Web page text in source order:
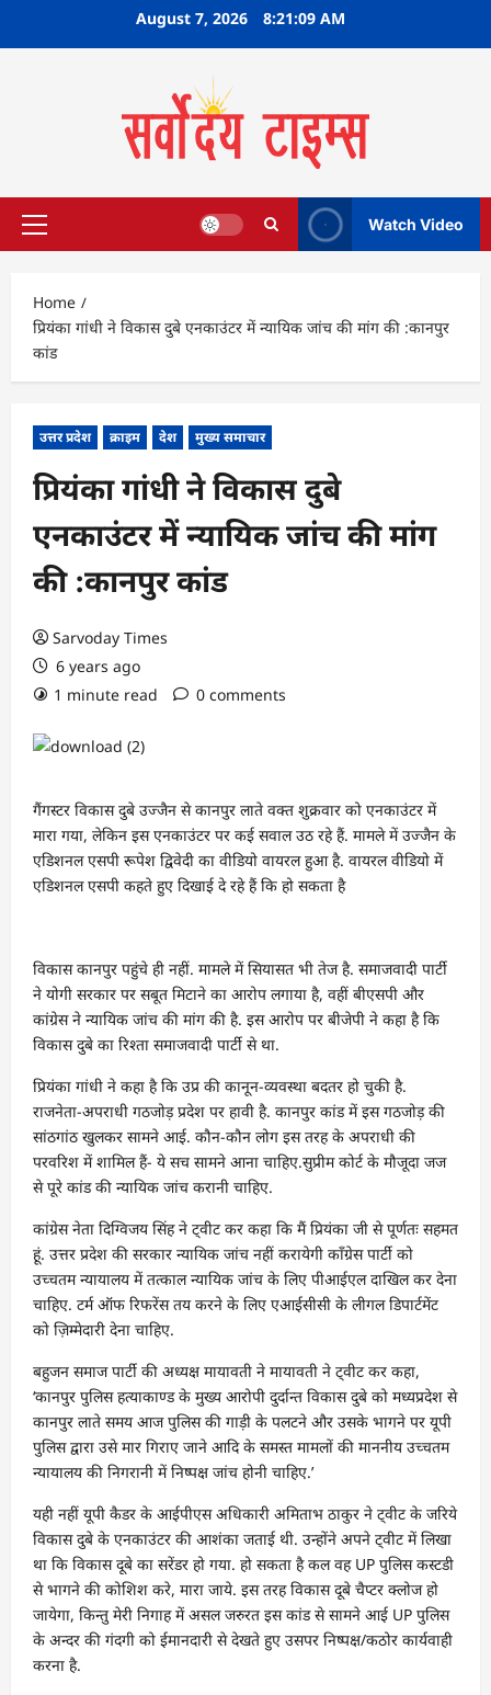
August 7, 2026 8:21:10 AM
Primary
Watch Video
Home
प्रियंका गांधी ने विकास दुबे एनकाउंटर में न्यायिक जांच की मांग की :कानपुर
कांड
उत्तर प्रदेश क्राइम देश मुख्य समाचार
प्रियंका गांधी ने विकास दुबे
एनकाउंटर में न्यायिक जांच की मांग
की :कानपुर कांड
Sarvoday Times
6 years ago
1 minute read
0 comments
गैंगस्टर विकास दुबे उज्जैन से कानपुर लाते वक्त शुक्रवार को एनकाउंटर में
मारा गया, लेकिन इस एनकाउंटर पर कई सवाल उठ रहे हैं. मामले में उज्जैन के
एडिशनल एसपी रूपेश द्विवेदी का वीडियो वायरल हुआ है. वायरल वीडियो में
एडिशनल एसपी कहते हुए दिखाई दे रहे हैं कि हो सकता है
विकास कानपुर पहुंचे ही नहीं. मामले में सियासत भी तेज है. समाजवादी पार्टी
ने योगी सरकार पर सबूत मिटाने का आरोप लगाया है, वहीं बीएसपी और
कांग्रेस ने न्यायिक जांच की मांग की है. इस आरोप पर बीजेपी ने कहा है कि
विकास दुबे का रिश्ता समाजवादी पार्टी से था.
प्रियंका गांधी ने कहा है कि उप्र की कानून-व्यवस्था बदतर हो चुकी है.
राजनेता-अपराधी गठजोड़ प्रदेश पर हावी है. कानपुर कांड में इस गठजोड़ की
सांठगांठ खुलकर सामने आई. कौन-कौन लोग इस तरह के अपराधी की
परवरिश में शामिल हैं- ये सच सामने आना चाहिए.सुप्रीम कोर्ट के मौजूदा जज
से पूरे कांड की न्यायिक जांच करानी चाहिए.
कांग्रेस नेता दिग्विजय सिंह ने ट्वीट कर कहा कि मैं प्रियंका जी से पूर्णतः सहमत
हूं. उत्तर प्रदेश की सरकार न्यायिक जांच नहीं करायेगी कॉंग्रेस पार्टी को
उच्चतम न्यायालय में तत्काल न्यायिक जांच के लिए पीआईएल दाखिल कर देना
चाहिए. टर्म ऑफ रिफरेंस तय करने के लिए एआईसीसी के लीगल डिपार्टमेंट
को ज़िम्मेदारी देना चाहिए.
बहुजन समाज पार्टी की अध्यक्ष मायावती ने मायावती ने ट्वीट कर कहा,
‘कानपुर पुलिस हत्याकाण्ड के मुख्य आरोपी दुर्दान्त विकास दुबे को मध्यप्रदेश से
कानपुर लाते समय आज पुलिस की गाड़ी के पलटने और उसके भागने पर यूपी
पुलिस द्वारा उसे मार गिराए जाने आदि के समस्त मामलों की माननीय उच्चतम
न्यायालय की निगरानी में निष्पक्ष जांच होनी चाहिए.’
यही नहीं यूपी कैडर के आईपीएस अधिकारी अमिताभ ठाकुर ने ट्वीट के जरिये
विकास दुबे के एनकाउंटर की आशंका जताई थी. उन्होंने अपने ट्वीट में लिखा
था कि विकास दूबे का सरेंडर हो गया. हो सकता है कल वह UP पुलिस कस्टडी
से भागने की कोशिश करे, मारा जाये. इस तरह विकास दूबे चैप्टर क्लोज हो
जायेगा, किन्तु मेरी निगाह में असल जरुरत इस कांड से सामने आई UP पुलिस
के अन्दर की गंदगी को ईमानदारी से देखते हुए उसपर निष्पक्ष/कठोर कार्यवाही
करना है.